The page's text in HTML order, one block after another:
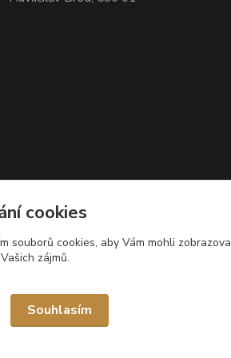
cookies
souborů cookies, aby Vám mohli
zájmů.
Souhlasím